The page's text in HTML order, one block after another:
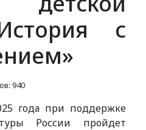
с
940
года при поддержке
России пройдет